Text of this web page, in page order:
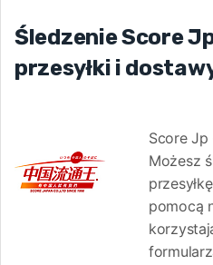
Śledzenie Score
przesyłki i
Score
Możesz
pomocą